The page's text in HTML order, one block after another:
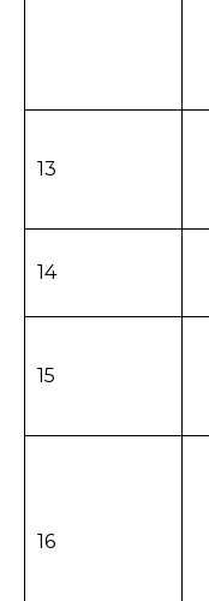
13
14
15
16